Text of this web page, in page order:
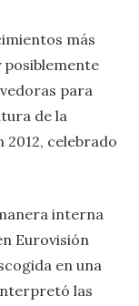
más
posiblemente
para
de la
2012, celebrado
interna
Eurovisión
en una
las